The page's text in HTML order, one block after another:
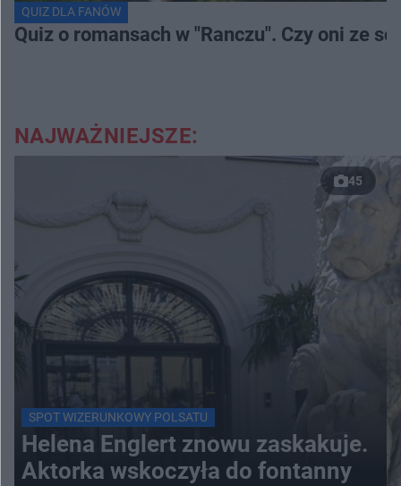
QUIZ DLA FANÓW
Quiz o romansach w "Ranczu". Czy oni ze
NAJWAŻNIEJSZE:
45
SPOT WIZERUNKOWY POLSATU
Helena Englert znowu zaskakuje.
Aktorka wskoczyła do fontanny